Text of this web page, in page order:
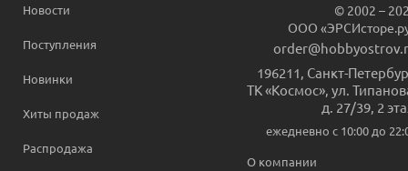
Новости
Поступления
Новинки
Хиты продаж
Распродажа
© 2002 –
ООО
196211 Санкт-
ТК «Космос», ул.
д. 27/39, 2
ежедневно c 10:00 до
О компании